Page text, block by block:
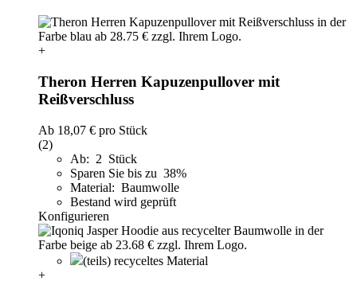
+
Theron Herren Kapuzenpullover mit
Reißverschluss
Ab 18,07 € pro Stück
(2)
Ab: 2 Stück
Sparen Sie bis zu 38%
Material: Baumwolle
Bestand wird geprüft
Konfigurieren
(teils) recyceltes Material
+